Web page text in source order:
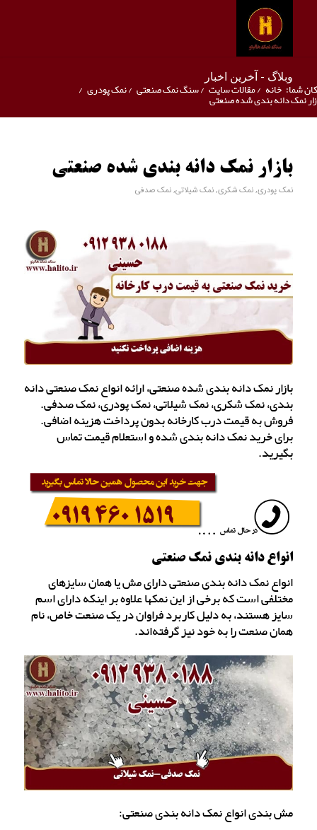
وبلاگ - آخرین اخبار
شما: خانه /مقالات سایت /سنگ نمک صنعتی /نمک پودری /
نمک دانه بندی شده صنعتی
بازار نمک دانه بندی شده صنعتی
نمک پودری, نمک شکری, نمک شیلاتی, نمک صدفی
بازار نمک دانه بندی شده صنعتی، ارائه انواع نمک صنعتی دانه
بندی، نمک شکری، نمک شیلاتی، نمک پودری، نمک صدفی.
فروش به قیمت درب کارخانه بدون پرداخت هزینه اضافی.
برای خرید نمک دانه بندی شده و استعلام قیمت تماس
بگیرید.
انواع دانه بندی نمک صنعتی
انواع نمک دانه بندی صنعتی دارای مش یا همان سایزهای
مختلفی است که برخی از این نمکها علاوه بر اینکه دارای اسم
سایز هستند، به دلیل کاربرد فراوان در یک صنعت خاص، نام
همان صنعت را به خود نیز گرفته‌اند.
مش بندی انواع نمک دانه بندی صنعتی: